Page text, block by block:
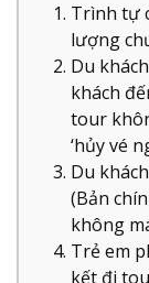
Trình tự
lượng
Du
khách
tour
‘hủy vé
Du
(Bản
không
Trẻ em
kết đi